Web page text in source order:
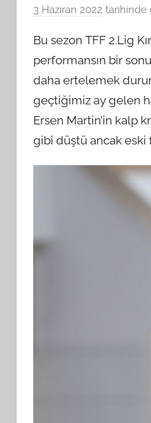
3 Haziran 2022 tarihinde
Bu sezon TFF 2.Lig
performansın bir
daha ertelemek
geçtiğimiz ay gelen
Ersen Martin’in kalp
gibi düştü ancak eski